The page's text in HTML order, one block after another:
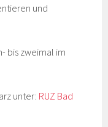
und
bis zweimal im
unter: RUZ Bad